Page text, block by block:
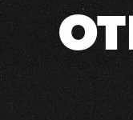
分
享
會